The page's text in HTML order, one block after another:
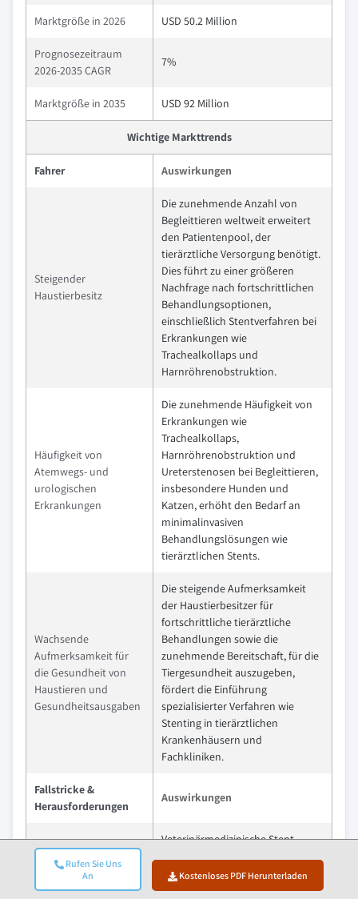
Rufen Sie Uns
An
Kostenloses PDF Herunterladen
Marktgröße in 2026 USD 50.2 Million
Prognosezeitraum
2026-2035 CAGR
7%
Marktgröße in 2035 USD 92 Million
Wichtige Markttrends
Fahrer Auswirkungen
Steigender
Haustierbesitz
Die zunehmende Anzahl von
Begleittieren weltweit erweitert
den Patientenpool, der
tierärztliche Versorgung benötigt.
Dies führt zu einer größeren
Nachfrage nach fortschrittlichen
Behandlungsoptionen,
einschließlich Stentverfahren bei
Erkrankungen wie
Trachealkollaps und
Harnröhrenobstruktion.
Häufigkeit von
Atemwegs- und
urologischen
Erkrankungen
Die zunehmende Häufigkeit von
Erkrankungen wie
Trachealkollaps,
Harnröhrenobstruktion und
Ureterstenosen bei Begleittieren,
insbesondere Hunden und
Katzen, erhöht den Bedarf an
minimalinvasiven
Behandlungslösungen wie
tierärztlichen Stents.
Wachsende
Aufmerksamkeit für
die Gesundheit von
Haustieren und
Gesundheitsausgaben
Die steigende Aufmerksamkeit
der Haustierbesitzer für
fortschrittliche tierärztliche
Behandlungen sowie die
zunehmende Bereitschaft, für die
Tiergesundheit auszugeben,
fördert die Einführung
spezialisierter Verfahren wie
Stenting in tierärztlichen
Krankenhäusern und
Fachkliniken.
Fallstricke &
Herausforderungen
Auswirkungen
Hohe Kosten für
Veterinärmedizinische Stent-
oft fortschrittliche Bildgebung,
spezialisierte chirurgische